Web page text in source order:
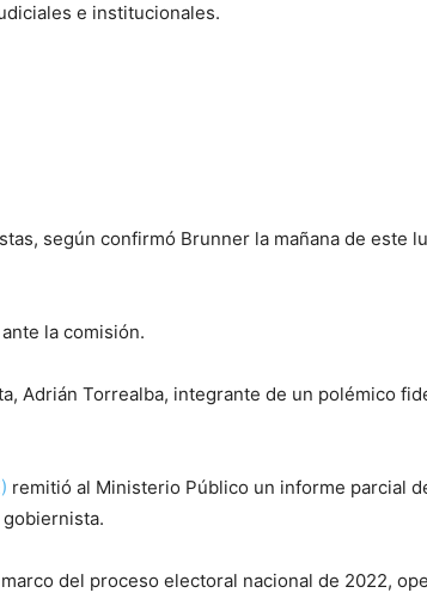
e institucionales.
según confirmó Brunner la mañana de este
la comisión.
Adrián Torrealba, integrante de un polémico
remitió al Ministerio Público un informe parcial
del proceso electoral nacional de 2022,